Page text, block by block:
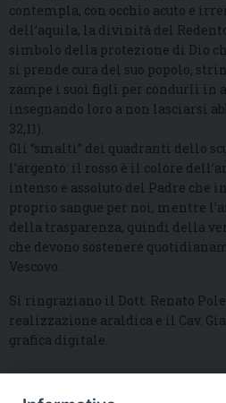
contempla, con occhio acuto e
dell’aquila, la divinità del
simbolo della protezione di Dio
si prende cura del suo popolo,
zampe i suoi figli per condurli in
insegnando loro a non lasciarsi
32,11).
Gli “smalti” dei quadranti dello
l’argento: il rosso è il colore
intenso e assoluto del Padre che
proprio sangue per noi, mentre
della trasparenza, quindi della
che devono sostenere
Vescovo.
Si ringraziano il Dott. Renato
realizzazione araldica e il Cav.
grafica digitale.